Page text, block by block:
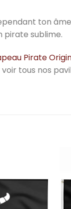
ton
pirate sublime.
Pirate
voir tous nos